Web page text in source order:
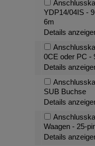
YDP14/04IS -
6m
Details
0CE oder PC -
Details
SUB Buchse
Details
Waagen - 25-
Details